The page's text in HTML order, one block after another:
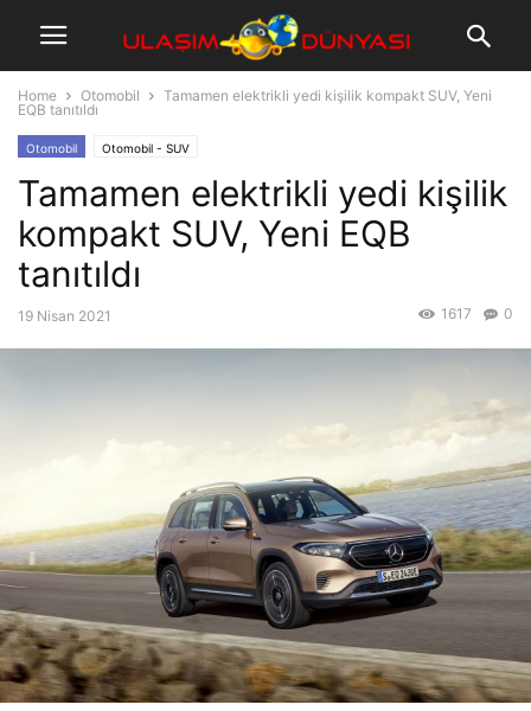
Home Otomobil
Tamamen elektrikli yedi kişilik kompakt SUV, Yeni
EQB tanıtıldı
Otomobil Otomobil - SUV
Tamamen elektrikli yedi kişilik
kompakt SUV, Yeni EQB
tanıtıldı
19 Nisan 2021 0
1617